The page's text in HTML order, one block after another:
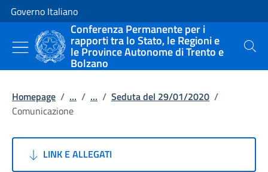
Vai al contenuto
Vai alla navigazione del sito
Governo Italiano
Conferenza Permanente per i
rapporti tra lo Stato, le Regioni e
le Province Autonome di Trento e
Bolzano
Cerca
Homepage / ... / ... / Seduta del 29/01/2020 /
Comunicazione
LINK E ALLEGATI